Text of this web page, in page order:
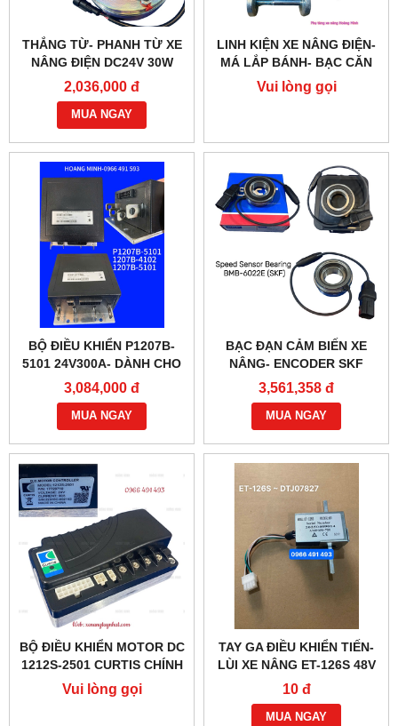
THẮNG TỪ- PHANH TỪ XE
NÂNG ĐIỆN DC24V 30W
G218-REB-04-10B
2,036,000 đ
MUA NGAY
LINH KIỆN XE NÂNG ĐIỆN-
MÁ LẮP BÁNH- BẠC CĂN
Vui lòng gọi
BỘ ĐIỀU KHIỂN P1207B-
5101 24V300A- DÀNH CHO
XE NÂNG
3,084,000 đ
MUA NGAY
BẠC ĐẠN CẢM BIẾN XE
NÂNG- ENCODER SKF
BMB-6022E
3,561,358 đ
MUA NGAY
BỘ ĐIỀU KHIỂN MOTOR DC
1212S-2501 CURTIS CHÍNH
HÃNG
Vui lòng gọi
TAY GA ĐIỀU KHIỂN TIẾN-
LÙI XE NÂNG ET-126S 48V
(6 DÂY)
10 đ
MUA NGAY